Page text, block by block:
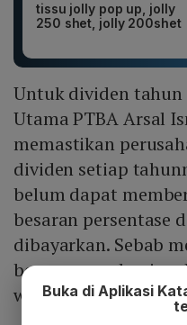
tissu jolly pop up, jolly
250 shet, jolly 200shet
Untuk dividen
Utama PTBA Arsal
memastikan
dividen setiap
belum dapat
besaran persentase
dibayarkan. Sebab
besaran pembagian
wewenang
Buka di Aplikasi